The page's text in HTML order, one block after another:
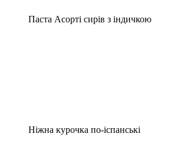
Паста Асорті сирів з індичкою
Ніжна курочка по-іспанські